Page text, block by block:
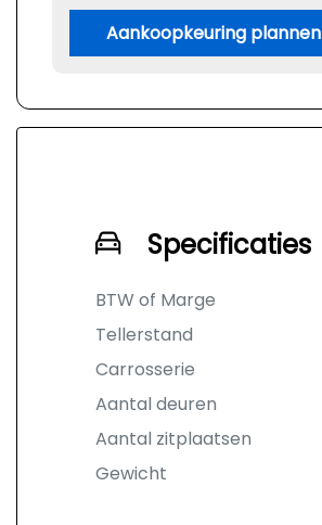
Aankoopkeuring plannen
Specificaties
BTW of Marge
Tellerstand
Carrosserie
Aantal deuren
Aantal zitplaatsen
Gewicht